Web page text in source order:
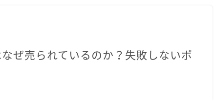
ぜ売られているのか？失敗しないポ